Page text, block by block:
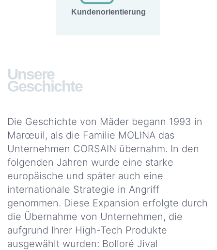
Kundenorientierung
Unsere
Geschichte
Die Geschichte von Mäder begann 1993 in
Marœuil, als die Familie MOLINA das
Unternehmen CORSAIN übernahm. In den
folgenden Jahren wurde eine starke
europäische und später auch eine
internationale Strategie in Angriff
genommen. Diese Expansion erfolgte durch
die Übernahme von Unternehmen, die
aufgrund Ihrer High-Tech Produkte
ausgewählt wurden: Bolloré Jival